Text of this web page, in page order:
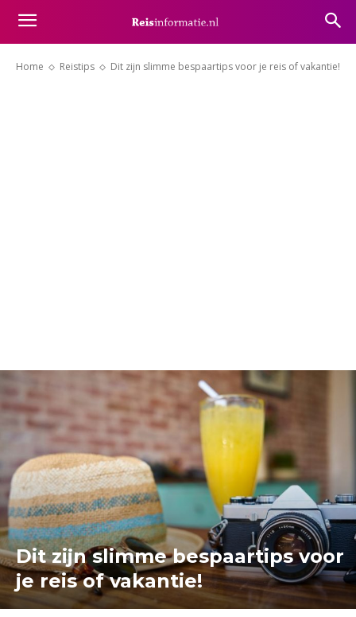
Home Reistips Dit zijn slimme bespaartips voor je reis of vakantie!
Dit zijn slimme bespaartips voor
je reis of vakantie!